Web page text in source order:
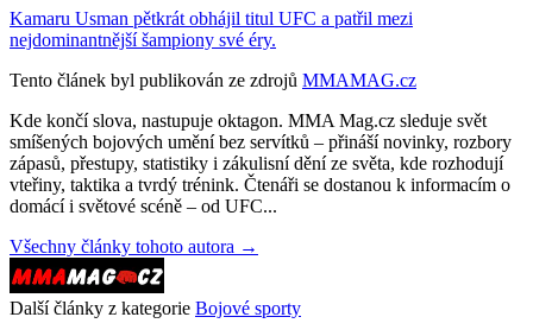
Kamaru Usman pětkrát obhájil titul UFC a patřil mezi
nejdominantnější šampiony své éry.
Tento článek byl publikován ze zdrojů MMAMAG.cz
Kde končí slova, nastupuje oktagon. MMA Mag.cz sleduje svět
smíšených bojových umění bez servítků – přináší novinky, rozbory
zápasů, přestupy, statistiky i zákulisní dění ze světa, kde rozhodují
vteřiny, taktika a tvrdý trénink. Čtenáři se dostanou k informacím o
domácí i světové scéně – od UFC...
Všechny články tohoto autora →
Další články z kategorie Bojové sporty